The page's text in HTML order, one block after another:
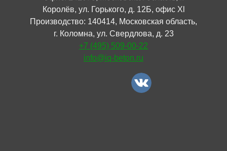
Королёв, ул. Горького, д. 12Б, офис Xl
Производство: 140414, Московская область,
г. Коломна, ул. Свердлова, д. 23
+7 (495) 509-00-22
info@iq-beton.ru